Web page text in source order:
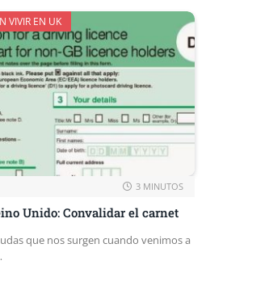
VIVIR EN UK
3 MINUTOS
Unido: Convalidar el carnet
que nos surgen cuando venimos a